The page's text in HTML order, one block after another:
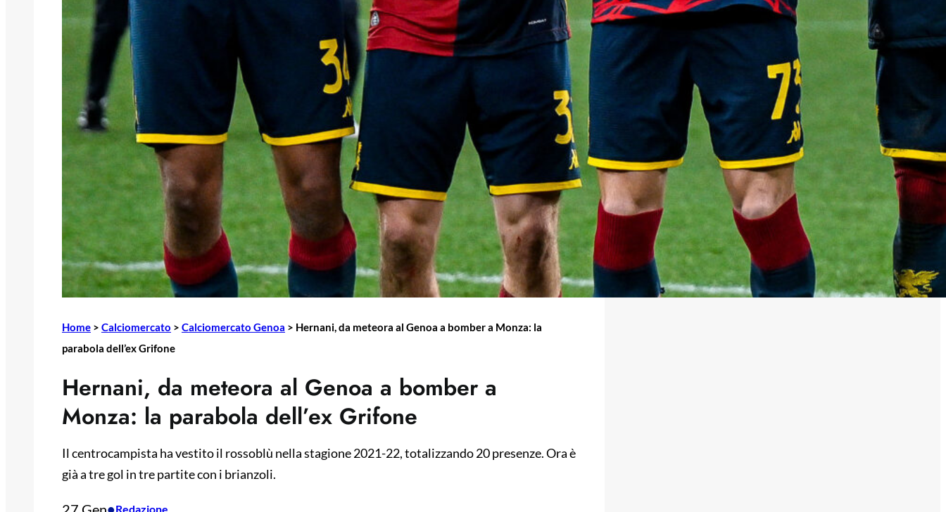
Home > Calciomercato > Calciomercato Genoa > Hernani, da meteora al Genoa a bomber a Monza: la
parabola dell’ex Grifone
Hernani, da meteora al Genoa a bomber a
Monza: la parabola dell’ex Grifone
Il centrocampista ha vestito il rossoblù nella stagione 2021-22, totalizzando 20 presenze. Ora è
già a tre gol in tre partite con i brianzoli.
Redazione